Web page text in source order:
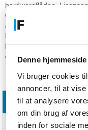
Denne
Vi bruger cookies
annoncer, til at
til at analysere
om din brug af
inden for sociale
hardwareflåden.
One platformens
af virksomhedsspecifik
Produktet leveres som
kompatibelt med
operativsystem.
Specifikationer
Funktioner